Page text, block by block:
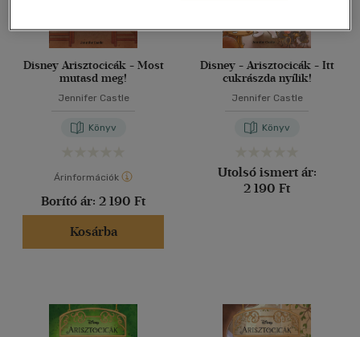
Disney Arisztocicák - Most
mutasd meg!
Jennifer Castle
Könyv
Árinformációk
Borító ár: 2 190 Ft
Kosárba
Disney - Arisztocicák - Itt
cukrászda nyílik!
Jennifer Castle
Könyv
Utolsó ismert ár:
2 190 Ft